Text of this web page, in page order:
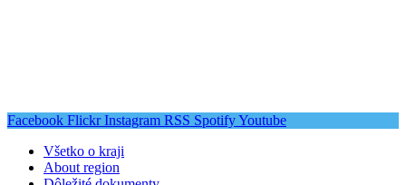
Facebook Flickr Instagram RSS SpotifyYoutube
Všetko o kraji
About region